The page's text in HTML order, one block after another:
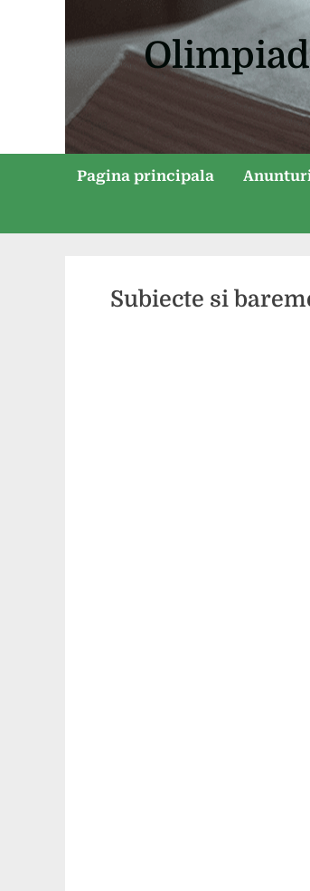
Pagina principala
Subiecte si